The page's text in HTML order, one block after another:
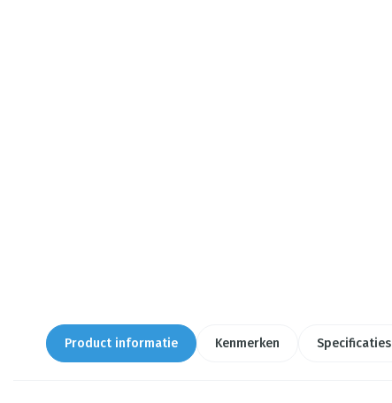
Product informatie Kenmerken Specificaties